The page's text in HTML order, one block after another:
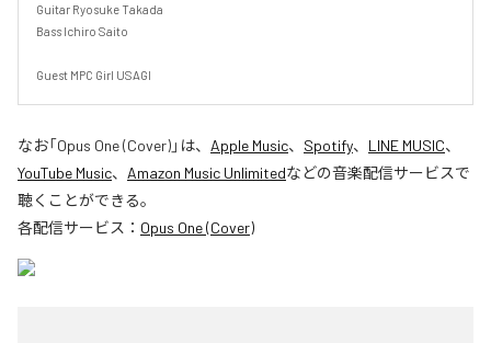
Guitar Ryosuke Takada
Bass Ichiro Saito
Guest MPC Girl USAGI
なお「Opus One (Cover)」は、 Apple Music、 Spotify、 LINE MUSIC、
YouTube Music、 Amazon Music Unlimitedなどの音楽配信サービスで
聴くことができる。
各配信サービス： Opus One (Cover)